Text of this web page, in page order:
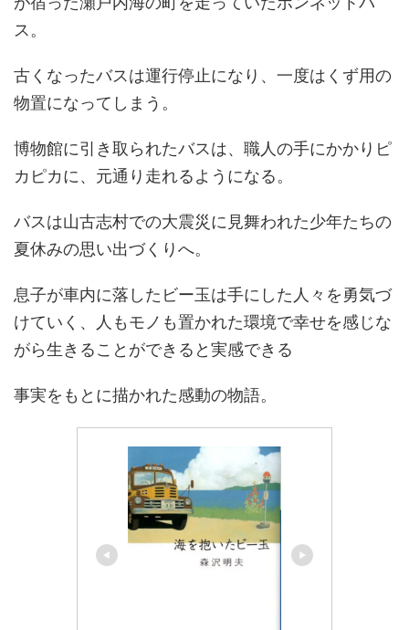
ス。
古くなったバスは運行停止になり、一度はくず用の
物置になってしまう。
博物館に引き取られたバスは、職人の手にかかりピ
カピカに、元通り走れるようになる。
バスは山古志村での大震災に見舞われた少年たちの
夏休みの思い出づくりへ。
息子が車内に落したビー玉は手にした人々を勇気づ
けていく、人もモノも置かれた環境で幸せを感じな
がら生きることができると実感できる
事実をもとに描かれた感動の物語。